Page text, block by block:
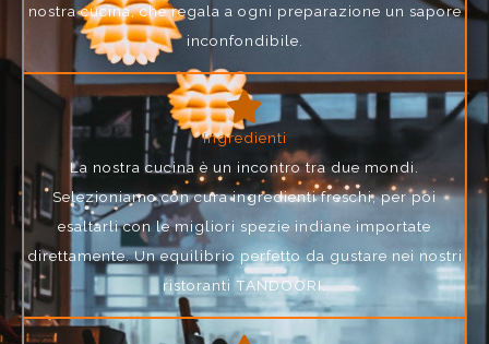
nostra cucina, che regala a ogni preparazione un sapore
inconfondibile.
Ingredienti
La nostra cucina è un incontro tra due mondi.
Selezioniamo con cura ingredienti freschi, per poi
esaltarli con le migliori spezie indiane importate
direttamente. Un equilibrio perfetto da gustare nei nostri
ristoranti TANDOORI.